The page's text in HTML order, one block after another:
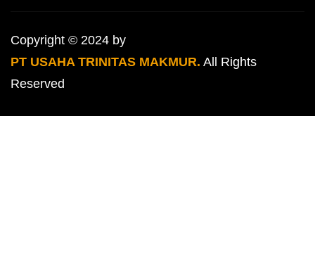
Copyright © 2024 by
PT USAHA TRINITAS MAKMUR. All Rights
Reserved